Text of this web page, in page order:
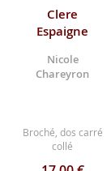
Clere
Espaigne
Nicole
Chareyron
Broché, dos carré
collé